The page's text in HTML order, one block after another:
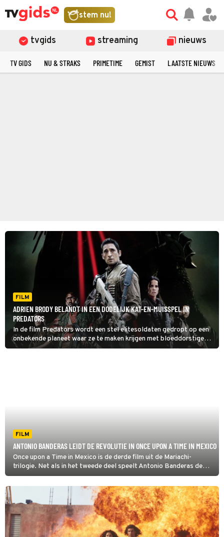
stem nu!
tvgids streaming nieuws
TV GIDS NU & STRAKS PRIMETIME GEMIST LAATSTE NIEUWS
FILM
ADRIEN BRODY BELANDT IN EEN DODELIJK KAT-EN-MUISSPEL IN
PREDATORS
In de film Predators wordt een stel elitesoldaten gedropt op een
onbekende planeet waar ze te maken krijgen met bloeddorstige
monsters.
FILM
ANTONIO BANDERAS LEIDT DE REVOLUTIE IN ONCE UPON A TIME IN MEXICO
Once upon a Time in Mexico is de derde film uit de Mariachi-
trilogie. Net als in het tweede deel speelt Antonio Banderas de
hoofdrol.